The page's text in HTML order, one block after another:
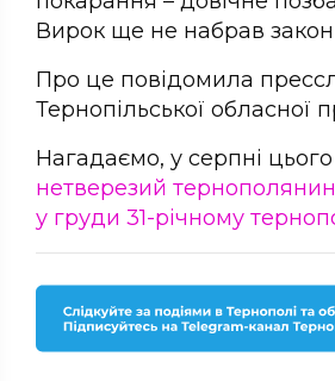
Вирок ще не набрав
Про це повідомила
Тернопільської обласної
Нагадаємо, у серпні
нетверезий
у груди 31-річному